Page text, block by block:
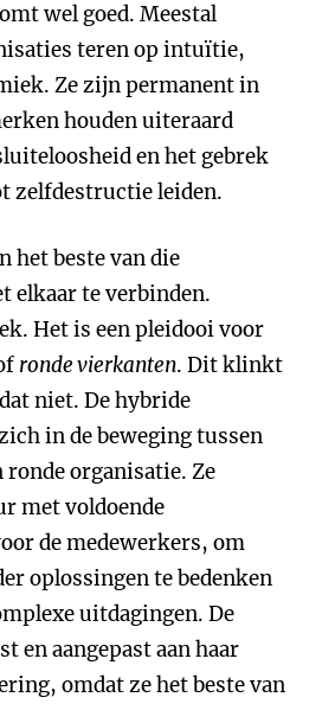
wel goed. Meestal
teren op intuïtie,
Ze zijn permanent in
houden uiteraard
en het gebrek
zelfdestructie leiden.
het beste van die
elkaar te verbinden.
Het is een pleidooi voor
ronde vierkanten. Dit klinkt
niet. De hybride
in de beweging tussen
ronde organisatie. Ze
met voldoende
de medewerkers, om
oplossingen te bedenken
uitdagingen. De
en aangepast aan haar
omdat ze het beste van